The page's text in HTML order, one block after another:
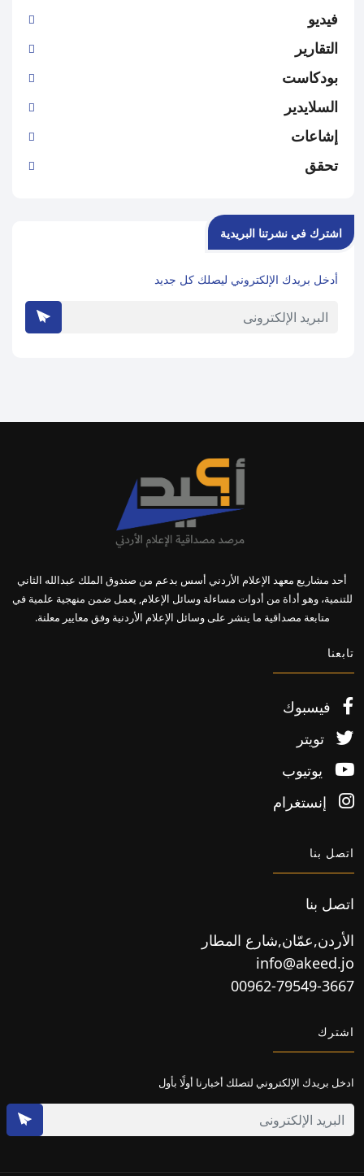
فيديو
التقارير
بودكاست
السلايدير
إشاعات
تحقق
اشترك في نشرتنا البريدية
أدخل بريدك الإلكتروني ليصلك كل جديد
أحد مشاريع معهد الإعلام الأردني أسس بدعم من صندوق الملك عبدالله الثاني
للتنمية، وهو أداة من أدوات مساءلة وسائل الإعلام, يعمل ضمن منهجية علمية في
متابعة مصداقية ما ينشر على وسائل الإعلام الأردنية وفق معايير معلنة.
تابعنا
فيسبوك
تويتر
يوتيوب
إنستغرام
اتصل بنا
اتصل بنا
الأردن,عمّان,شارع المطار
info@akeed.jo
00962-79549-3667
اشترك
ادخل بريدك الإلكتروني لتصلك أخبارنا أولًا بأول